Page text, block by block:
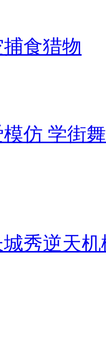
食猎物
仿 学街
秀逆天机